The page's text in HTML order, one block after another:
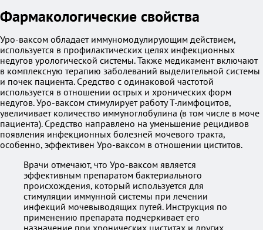
Фармакологические свойства
Уро-ваксом обладает иммуномодулирующим действием,
используется в профилактических целях инфекционных
недугов урологической системы. Также медикамент включают
в комплексную терапию заболеваний выделительной системы
и почек пациента. Средство с одинаковой частотой
используется в отношении острых и хронических форм
недугов. Уро-ваксом стимулирует работу Т-лимфоцитов,
увеличивает количество иммуноглобулина (в том числе в моче
пациента). Средство направлено на уменьшение рецидивов
появления инфекционных болезней мочевого тракта,
особенно, эффективен Уро-ваксом в отношении циститов.
Врачи отмечают, что Уро-ваксом является
эффективным препаратом бактериального
происхождения, который используется для
стимуляции иммунной системы при лечении
инфекций мочевыводящих путей. Инструкция по
применению препарата подчеркивает его
назначение при хронических циститах и других